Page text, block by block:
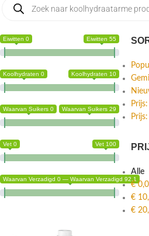
Eiwitten 0 Eiwitten 55
Koolhydraten 0 Koolhydraten 10
Waarvan Suikers 0 Waarvan Suikers 29
Vet 0 Vet 100
Waarvan Verzadigd 0 — Waarvan Verzadigd 92.1
Alle
€
€
€